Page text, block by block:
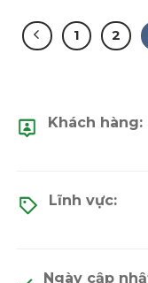
1 2
Khách hàng:
Lĩnh vực:
Ngày cập